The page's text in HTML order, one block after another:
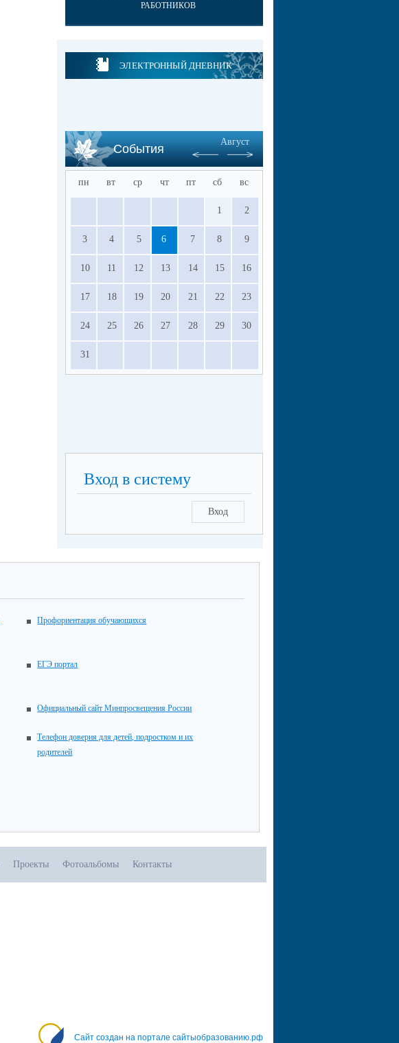
РАБОТНИКОВ
ЭЛЕКТРОННЫЙ ДНЕВНИК
События
Август
пн вт ср чт пт сб вс
1 2
3 4 5 6 7 8 9
10 11 12 13 14 15 16
17 18 19 20 21 22 23
24 25 26 27 28 29 30
31
Вход в систему
Вход
Профориентация обучающихся
ЕГЭ портал
Официальный сайт Минпросвещения России
Телефон доверия для детей, подростком и их
родителей
Проекты Фотоальбомы Контакты
Сайт создан на портале сайтыобразованию.рф